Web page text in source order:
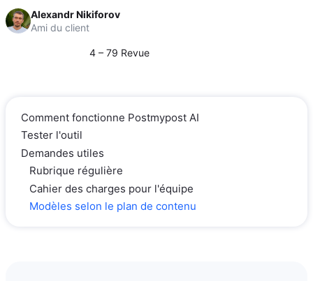
Alexandr Nikiforov
Ami du client
4 – 79 Revue
Comment fonctionne Postmypost AI
Tester l'outil
Demandes utiles
Rubrique régulière
Cahier des charges pour l'équipe
Modèles selon le plan de contenu